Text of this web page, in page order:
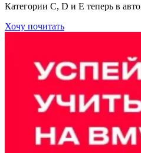
Категории C, D и E теперь в
Хочу почитать